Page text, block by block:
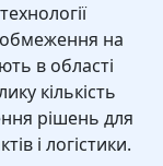
на
в області
кількість
рішень для
і логістики.